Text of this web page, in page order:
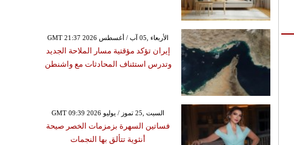
GMT 21:37 2026 الأربعاء ,05 آب / أغسطس
إيران تؤكد مؤقتية مسار الملاحة الجديد
وتدرس استئناف المحادثات مع واشنطن
GMT 09:39 2026 السبت ,25 تموز / يوليو
فساتين السهرة بزمزمات الخصر صيحة
أنثوية تتألق بها النجمات